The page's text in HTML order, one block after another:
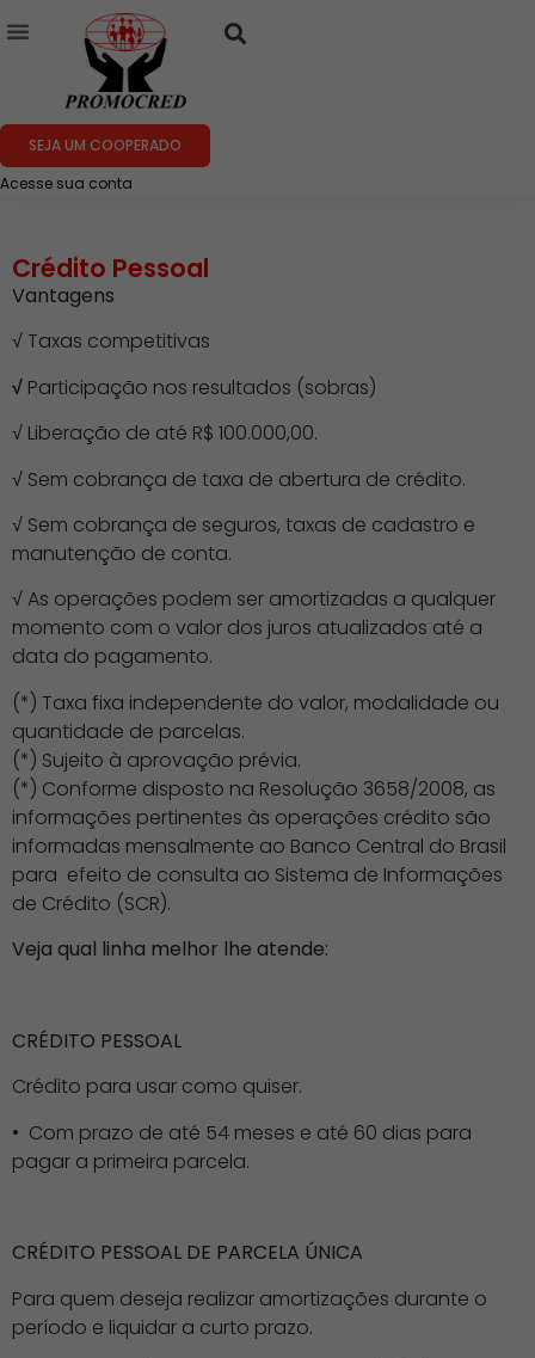
Acesse sua conta
SEJA UM COOPERADO
Crédito Pessoal
Vantagens
√ Taxas competitivas
√ Participação nos resultados (sobras)
√ Liberação de até R$ 100.000,00.
√ Sem cobrança de taxa de abertura de crédito.
√ Sem cobrança de seguros, taxas de cadastro e
manutenção de conta.
√As operações podem ser amortizadas a qualquer
momento com o valor dos juros atualizados até a
data do pagamento.
(*) Taxa fixa independente do valor, modalidade ou
quantidade de parcelas.
(*) Sujeito à aprovação prévia.
(*) Conforme disposto na Resolução 3658/2008, as
informações pertinentes às operações crédito são
informadas mensalmente ao Banco Central do Brasil
para efeito de consulta ao Sistema de Informações
de Crédito (SCR).
Veja qual linha melhor lhe atende:
CRÉDITO PESSOAL
Crédito para usar como quiser.
• Com prazo de até 54 meses e até 60 dias para
pagar a primeira parcela.
CRÉDITO PESSOAL DE PARCELA ÚNICA
Para quem deseja realizar amortizações durante o
período e liquidar a curto prazo.